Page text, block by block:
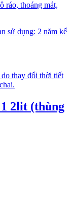
ráo, thoáng mát,
sử dụng: 2 năm kể
thay đổi thời tiết
2lit (thùng